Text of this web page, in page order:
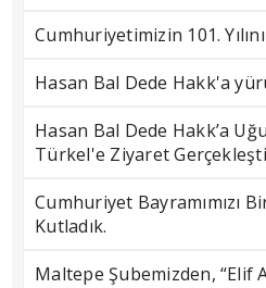
Cumhuriyetimizin 101.
Hasan Bal Dede Hakk'a
Hasan Bal Dede Hakk’a
Türkel'e Ziyaret
Cumhuriyet Bayramımızı
Kutladık.
Maltepe Şubemizden, “Elif